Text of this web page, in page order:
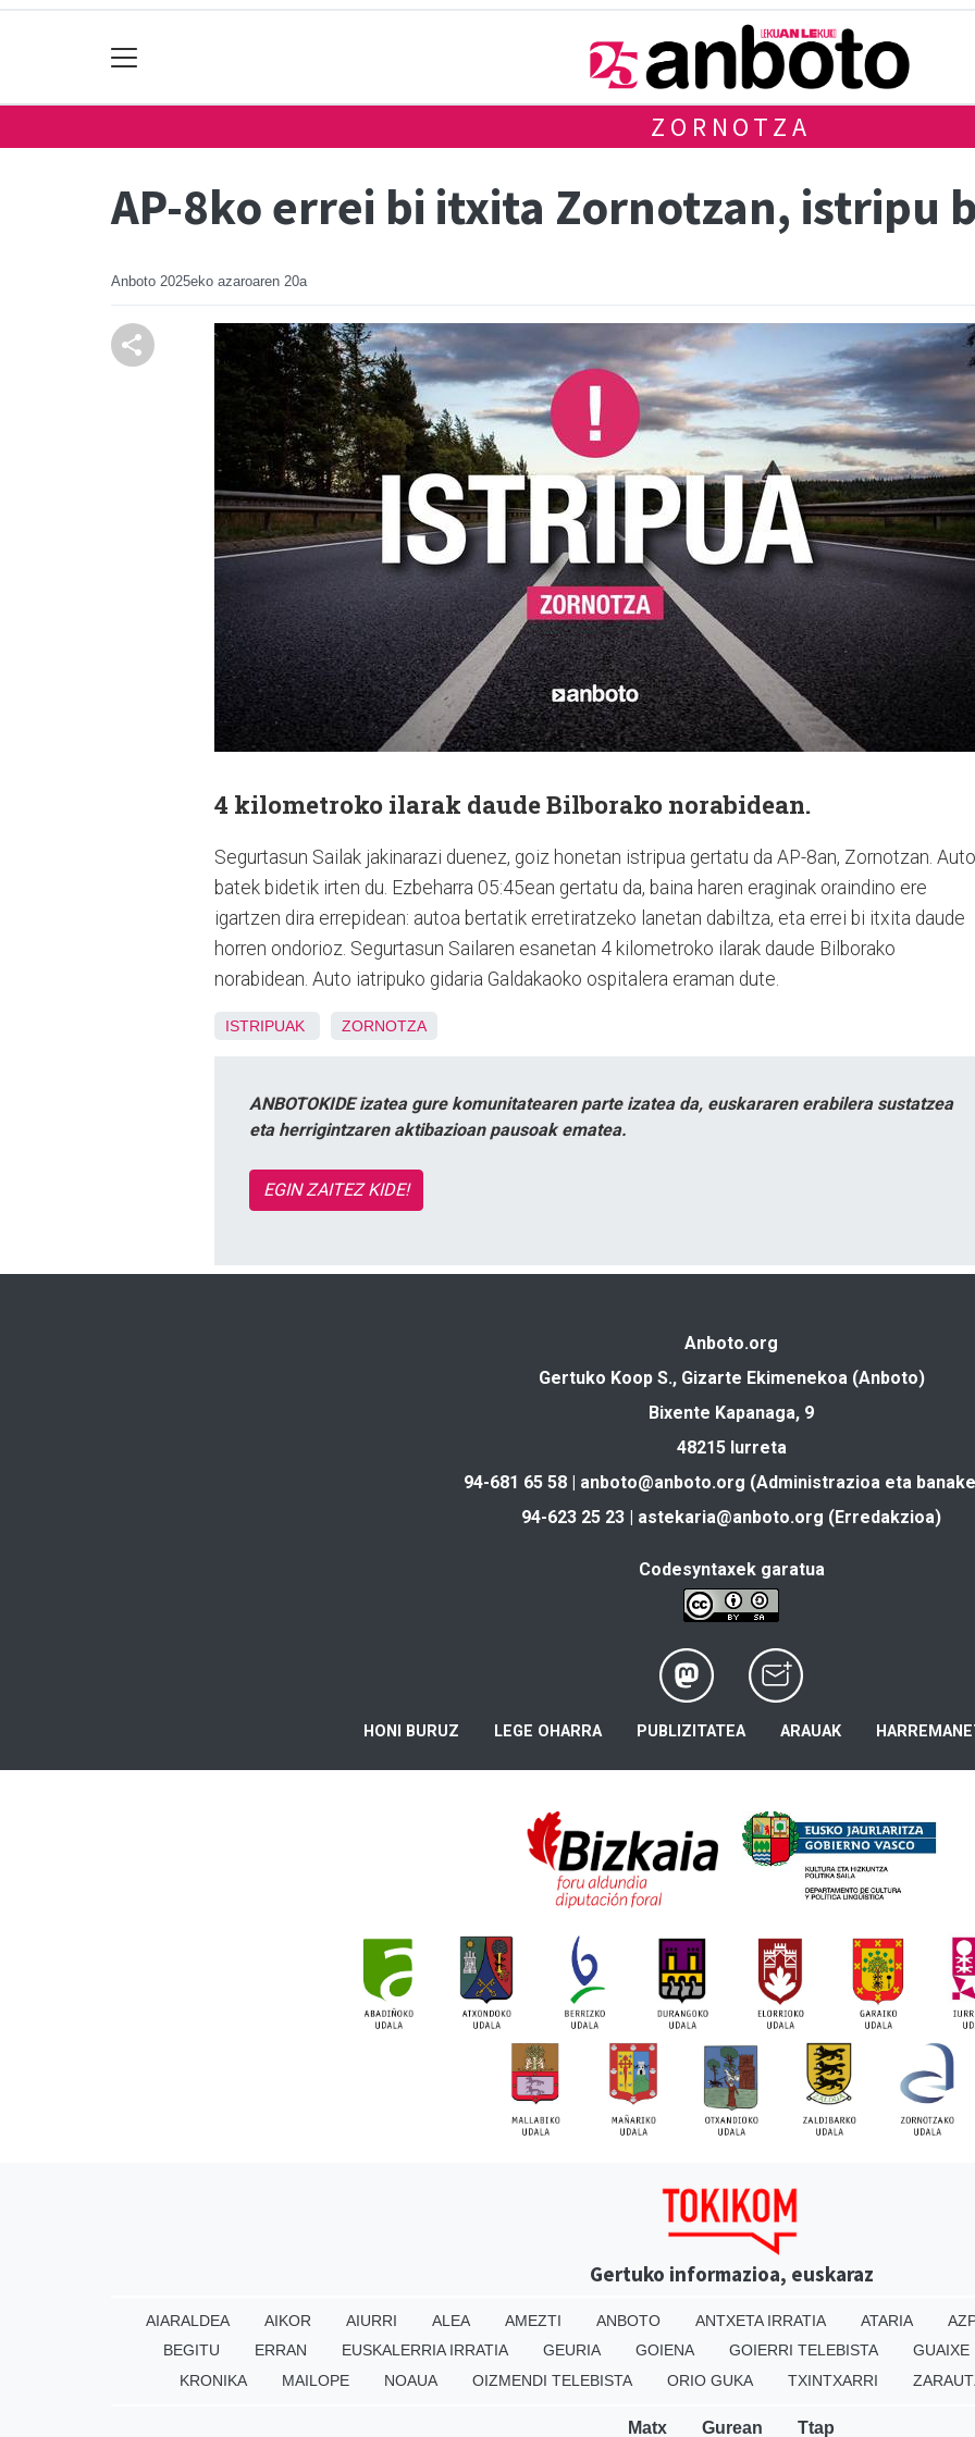
ZORNOTZA
AP-8ko errei bi itxita Zornotzan, istripu
Anboto 2025eko azaroaren 20a
4 kilometroko ilarak daude Bilborako norabidean.
Segurtasun Sailak jakinarazi duenez, goiz honetan istripua gertatu da AP-8an, Zornotzan. Auto
batek bidetik irten du. Ezbeharra 05:45ean gertatu da, baina haren eraginak oraindino ere
igartzen dira errepidean: autoa bertatik erretiratzeko lanetan dabiltza, eta errei bi itxita daude
horren ondorioz. Segurtasun Sailaren esanetan 4 kilometroko ilarak daude Bilborako
norabidean. Auto iatripuko gidaria Galdakaoko ospitalera eraman dute.
ISTRIPUAK ZORNOTZA
ANBOTOKIDE izatea gure komunitatearen parte izatea da, euskararen erabilera sustatzea
eta herrigintzaren aktibazioan pausoak ematea.
EGIN ZAITEZ KIDE!
Anboto.org
Gertuko Koop S., Gizarte Ekimenekoa (Anboto)
Bixente Kapanaga, 9
48215 Iurreta
94-681 65 58 | anboto@anboto.org (Administrazioa eta
94-623 25 23 | astekaria@anboto.org (Erredakzioa)
Codesyntaxek garatua
HONI BURUZ LEGE OHARRA PUBLIZITATEA ARAUAK
Gertuko informazioa, euskaraz
AIARALDEA AIKOR AIURRI ALEA AMEZTI ANBOTO ANTXETA IRRATIA ATARIA
BEGITU
ERRAN EUSKALERRIA IRRATIA GEURIA GOIENA GOIERRI TELEBISTA
GUAIXE
KRONIKA
MAILOPE NOAUA OIZMENDI TELEBISTA ORIO GUKA TXINTXARRI
Matx Gurean Ttap